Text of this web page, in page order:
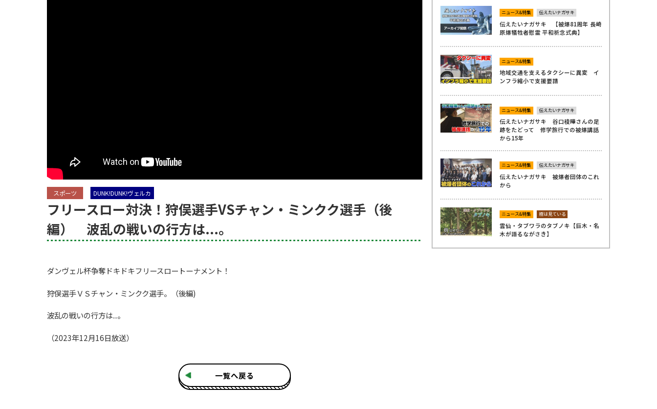
スポーツ DUNK!DUNK!ヴェルカ
フリースロー対決！狩俣選手VSチャン・ミンクク選手（後
編） 波乱の戦いの行方は...。
ダンヴェル杯争奪ドキドキフリースロートーナメント！
狩俣選手ＶＳチャン・ミンクク選手。（後編)
波乱の戦いの行方は...。
（2023年12月16日放送）
一覧へ戻る
ニュース&特集 伝えたいナガサキ
伝えたいナガサキ 【被爆81周年 長崎
原爆犠牲者慰霊 平和祈念式典】
ニュース&特集
地域交通を支えるタクシーに異変 イ
ンフラ縮小で支援要請
ニュース&特集 伝えたいナガサキ
伝えたいナガサキ 谷口稜曄さんの足
跡をたどって 修学旅行での被爆講話
から15年
ニュース&特集 伝えたいナガサキ
伝えたいナガサキ 被爆者団体のこれ
から
ニュース&特集 樹は見ている
雲仙・タブワラのタブノキ【巨木・名
木が語るながさき】